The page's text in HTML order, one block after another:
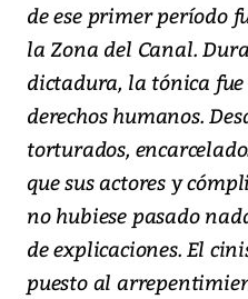
de ese primer período
la Zona del Canal.
dictadura, la tónica
derechos humanos.
torturados,
que sus actores y
no hubiese pasado
de explicaciones. El
puesto al